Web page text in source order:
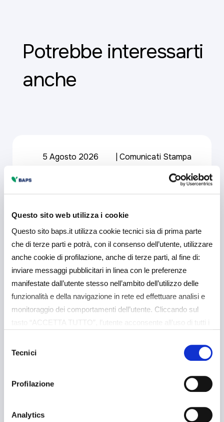
Questo sito web utilizza i cookie
Questo sito baps.it utilizza cookie tecnici sia di prima parte
che di terze parti e potrà, con il consenso dell’utente, utilizzare
anche cookie di profilazione, anche di terze parti, al fine di:
inviare messaggi pubblicitari in linea con le preferenze
manifestate dall’utente stesso nell’ambito dell’utilizzo delle
funzionalità e della navigazione in rete ed effettuare analisi e
monitoraggio dei comportamenti dell’utente. Cliccando sul
tasto “ACCETTA TUTTO”, l’utente acconsente all’uso di tutti i
analitici. Il consenso è facoltativo e può essere revocato in
qualsiasi momento. Se l’utente desidera gestire le proprie
preferenze può cliccare sul tasto “Dettagli” (accessibile in
ogni momento, cliccando l’icona del lucchetto disponibile in
linkhttps://baps.it/cookie-policy/
. Per sapere di più sui
delTecnici
Profilazione
Analytics
Potrebbe interessarti
anche
5 Agosto 2026 Comunicati Stampa
Il CdA approva la
Relazione Semestrale
al 30 giugno 2026
Approfondisci
27 Luglio 2026